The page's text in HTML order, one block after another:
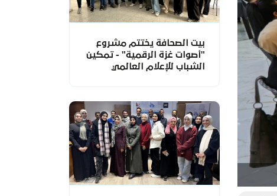
بيت الصحافة يختتم مشروع
"أصوات غزة الرقمية" - تمكين
الشباب للإعلام العالمي